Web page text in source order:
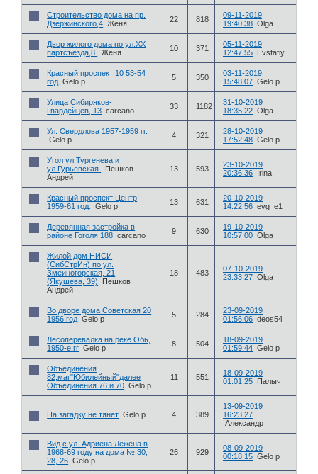
Строительство дома на пр.
Дзержинского,4 Женя 22 818
09-11-2019
19:40:38 Olga
Двор жилого дома по ул.ХХ
партсъезда,8.
Женя 10 371
05-11-2019
12:47:55 Evstafiy
Красный проспект 10 53-54
год Gelo p 5 350
03-11-2019
15:48:07 Gelo p
Улица Сибиряков-
Гвардейцев, 13 carcano 33 1182
31-10-2019
18:35:22 Olga
Ул. Свердлова 1957-1959 гг.
Gelo p
4 321
28-10-2019
17:52:48 Gelo p
Угол ул.Тургенева и
ул.Гурьевская.
Пешков
Андрей
13 593
23-10-2019
20:36:36 Irina
Красный проспект Центр
1959-61 год.
Gelo p 13 631
20-10-2019
14:22:56 evg_e1
Деревянная застройка в
районе Гоголя 188 carcano 9 630
19-10-2019
10:57:00 Olga
Жилой дом НИСИ
(СибСтрИн) по ул.
Змеиногорская, 21
(Якушева, 39)
Пешков
Андрей
18 483
07-10-2019
23:33:27 Olga
Во дворе дома Советская 20
1956 год Gelo p 5 284
23-09-2019
01:56:06 deos54
Лесоперевалка на реке Обь,
1950-е гг Gelo p 8 504
18-09-2019
01:59:44 Gelo p
Объединения
82,маг"Юбилейный"далее
Объединения 76 и 70 Gelo p
11 551
18-09-2019
01:01:25 Палыч
На загадку не тянет Gelo p 4 389
13-09-2019
16:23:27
Александр
Вид с ул. Адриена Лежена в
1968-69 году на дома № 30,
28, 26 Gelo p
26 929
08-09-2019
00:18:15 Gelo p